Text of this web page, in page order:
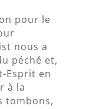
pour le
nous a
péché et,
Esprit en
à la
tombons,